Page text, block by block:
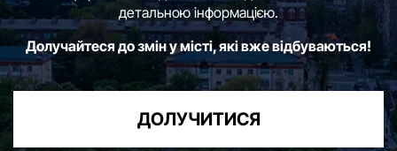
детальною інформацією.
Долучайтеся до змін у місті, які вже відбуваються!
ДОЛУЧИТИСЯ